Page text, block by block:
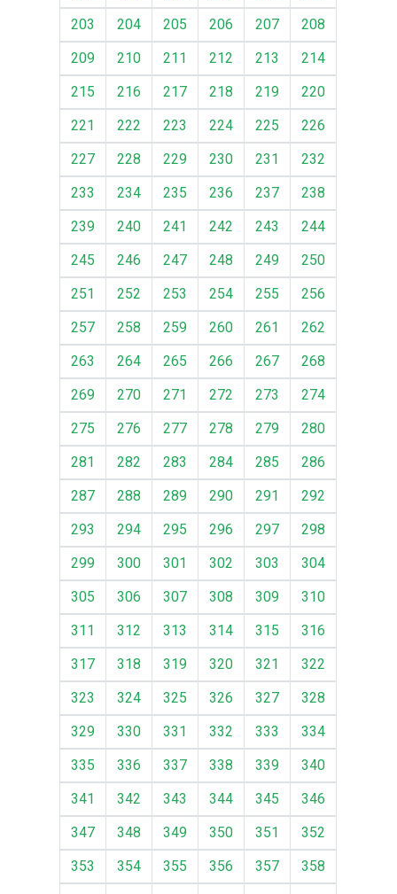
203
204 205 206 207
208
209
210 211 212 213
214
215
216 217 218 219
220
221
222 223 224 225
226
227
228 229 230 231
232
233
234 235 236 237
238
239
240 241 242 243
244
245
246 247 248 249
250
251
252 253 254 255
256
257
258 259 260 261
262
263
264 265 266 267
268
269
270 271 272 273
274
275
276 277 278 279
280
281
282 283 284 285
286
287
288 289 290 291
292
293
294 295 296 297
298
299
300 301 302 303
304
305
306 307 308 309
310
311
312 313 314 315
316
317
318 319 320 321
322
323
324 325 326 327
328
329
330 331 332 333
334
335
336 337 338 339
340
341
342 343 344 345
346
347
348 349 350 351
352
353
354 355 356 357
358